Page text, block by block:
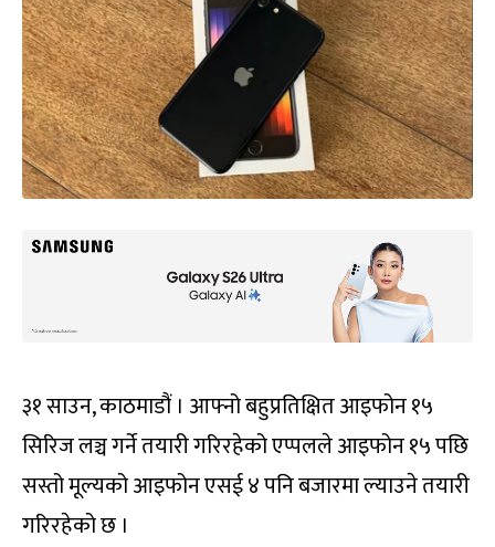
३१ साउन, काठमाडौं । आफ्नो बहुप्रतिक्षित आइफोन १५
सिरिज लञ्च गर्ने तयारी गरिरहेको एप्पलले आइफोन १५ पछि
सस्तो मूल्यको आइफोन एसई ४ पनि बजारमा ल्याउने तयारी
गरिरहेको छ ।